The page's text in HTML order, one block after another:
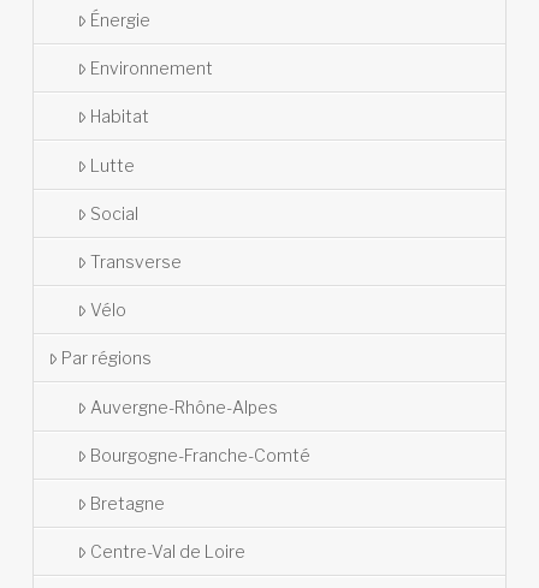
Énergie
Environnement
Habitat
Lutte
Social
Transverse
Vélo
Par régions
Auvergne-Rhône-Alpes
Bourgogne-Franche-Comté
Bretagne
Centre-Val de Loire